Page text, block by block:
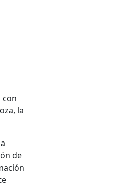
con
la
de